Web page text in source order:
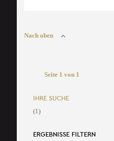
Nach oben
Seite 1 von 1
IHRE SUCHE
(1)
ERGEBNISSE FILTERN